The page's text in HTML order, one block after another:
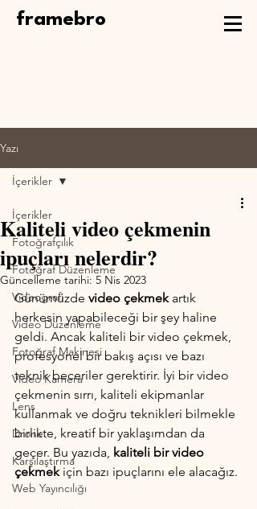
framebro
Yazı
İçerikler
Fotoğrafçılık
Fotoğraf Düzenleme
Videografi
Video Düzenleme
Fotoğraf Makinesi
Video Kamera
Lens
Drone
Karşılaştırma
Web Yayıncılığı
İçerikler
Kaliteli video çekmenin
ipuçları nelerdir?
Güncelleme tarihi: 5 Nis 2023
Günümüzde video çekmek artık
herkesin yapabileceği bir şey haline
geldi. Ancak kaliteli bir video çekmek,
profesyonel bir bakış açısı ve bazı
teknik beceriler gerektirir. İyi bir video
çekmenin sırrı, kaliteli ekipmanlar
kullanmak ve doğru teknikleri bilmekle
birlikte, kreatif bir yaklaşımdan da
geçer. Bu yazıda, kaliteli bir video
çekmek için bazı ipuçlarını ele alacağız.